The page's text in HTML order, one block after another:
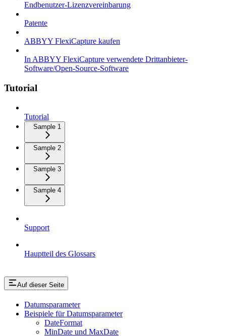
Endbenutzer-Lizenzvereinbarung
Patente
ABBYY FlexiCapture kaufen
In ABBYY FlexiCapture verwendete Drittanbieter-
Software/Open-Source-Software
Tutorial
Tutorial
Sample 1
Sample 2
Sample 3
Sample 4
Support
Hauptteil des Glossars
Auf dieser Seite
Datumsparameter
Beispiele für Datumsparameter
DateFormat
MinDate und MaxDate